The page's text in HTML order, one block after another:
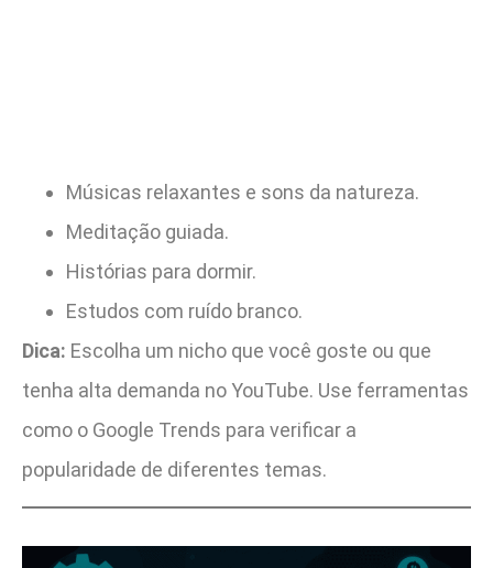
Músicas relaxantes e sons da natureza.
Meditação guiada.
Histórias para dormir.
Estudos com ruído branco.
Dica: Escolha um nicho que você goste ou que
tenha alta demanda no YouTube. Use ferramentas
como o Google Trends para verificar a
popularidade de diferentes temas.